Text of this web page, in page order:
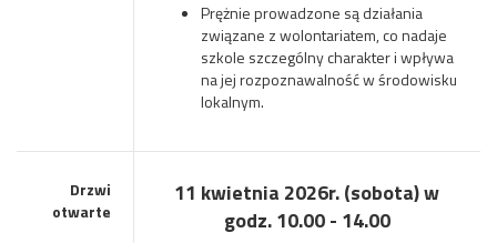
Prężnie prowadzone są działania
związane z wolontariatem, co nadaje
szkole szczególny charakter i wpływa
na jej rozpoznawalność w środowisku
lokalnym.
Drzwi
otwarte
11 kwietnia 2026r. (sobota) w
godz. 10.00 - 14.00